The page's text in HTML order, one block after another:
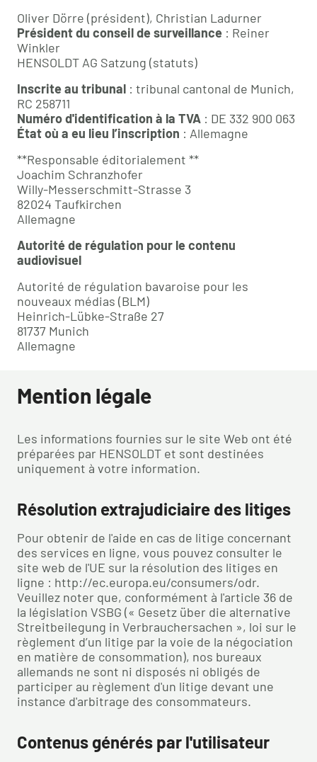
Oliver Dörre (président), Christian Ladurner
Président du conseil de surveillance : Reiner
Winkler
HENSOLDT AG Satzung (statuts)
Inscrite au tribunal : tribunal cantonal de Munich,
RC 258711
Numéro d'identification à la TVA : DE 332 900 063
État où a eu lieu l’inscription : Allemagne
**Responsable éditorialement **
Joachim Schranzhofer
Willy-Messerschmitt-Strasse 3
82024 Taufkirchen
Allemagne
Autorité de régulation pour le contenu
audiovisuel
Autorité de régulation bavaroise pour les
nouveaux médias (BLM)
Heinrich-Lübke-Straße 27
81737 Munich
Allemagne
Mention légale
Les informations fournies sur le site Web ont été
préparées par HENSOLDT et sont destinées
uniquement à votre information.
Résolution extrajudiciaire des litiges
Pour obtenir de l'aide en cas de litige concernant
des services en ligne, vous pouvez consulter le
site web de l'UE sur la résolution des litiges en
ligne : http://ec.europa.eu/consumers/odr.
Veuillez noter que, conformément à l'article 36 de
la législation VSBG (« Gesetz über die alternative
Streitbeilegung in Verbrauchersachen », loi sur le
règlement d’un litige par la voie de la négociation
en matière de consommation), nos bureaux
allemands ne sont ni disposés ni obligés de
participer au règlement d'un litige devant une
instance d'arbitrage des consommateurs.
Contenus générés par l'utilisateur